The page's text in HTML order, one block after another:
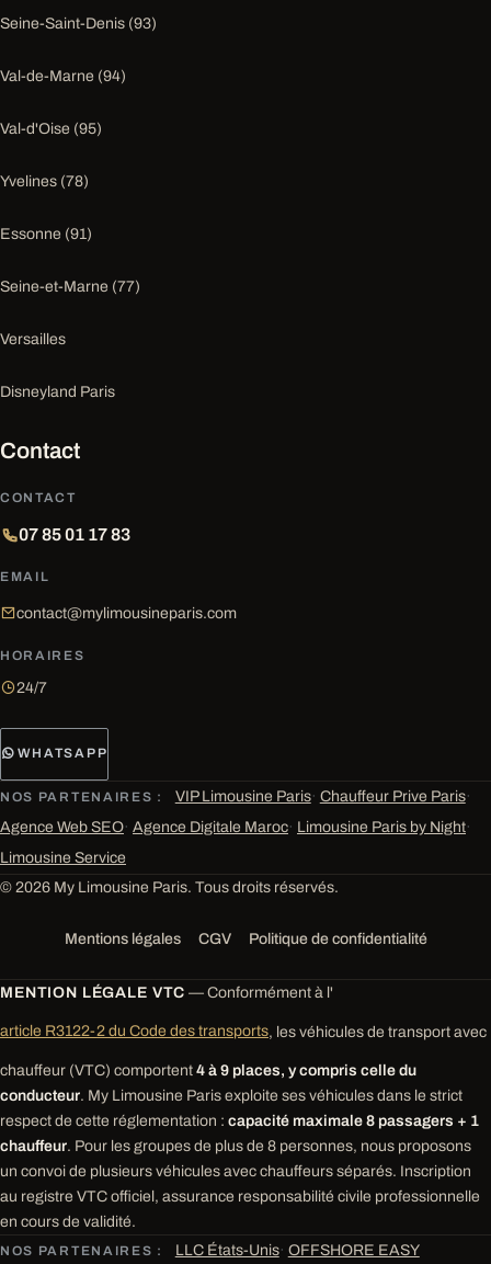
Seine-Saint-Denis (93)
Val-de-Marne (94)
Val-d'Oise (95)
Yvelines (78)
Essonne (91)
Seine-et-Marne (77)
Versailles
Disneyland Paris
Contact
CONTACT
07 85 01 17 83
EMAIL
contact@mylimousineparis.com
HORAIRES
24/7
WHATSAPP
NOS PARTENAIRES : VIP Limousine Paris· Chauffeur Prive Paris·
Agence Web SEO· Agence Digitale Maroc· Limousine Paris by Night·
Limousine Service
© 2026 My Limousine Paris. Tous droits réservés.
Mentions légales CGV Politique de confidentialité
MENTION LÉGALE VTC — Conformément à l'
article R3122-2 du Code des transports, les véhicules de transport avec
chauffeur (VTC) comportent 4 à 9 places, y compris celle du
conducteur. My Limousine Paris exploite ses véhicules dans le strict
respect de cette réglementation : capacité maximale 8 passagers + 1
chauffeur. Pour les groupes de plus de 8 personnes, nous proposons
un convoi de plusieurs véhicules avec chauffeurs séparés. Inscription
au registre VTC officiel, assurance responsabilité civile professionnelle
en cours de validité.
NOS PARTENAIRES : LLC États-Unis· OFFSHORE EASY